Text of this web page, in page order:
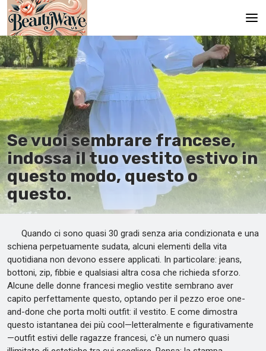
Pagina principale
En
Es
Ru
It
De
Se vuoi sembrare francese,
indossa il tuo vestito estivo in
questo modo, questo o
questo.
Quando ci sono quasi 30 gradi senza aria condizionata e una
schiena perpetuamente sudata, alcuni elementi della vita
quotidiana non devono essere applicati. In particolare: jeans,
bottoni, zip, fibbie e qualsiasi altra cosa che richieda sforzo.
Alcune delle donne francesi meglio vestite sembrano aver
capito perfettamente questo, optando per il pezzo eroe one-
and-done che porta molti outfit: il vestito. E come dimostra
questo istantanea dei più cool—letteralmente e figurativamente
—outfit estivi delle ragazze francesi, c'è un numero quasi